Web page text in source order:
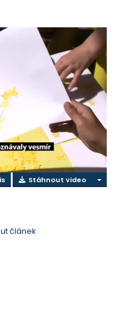
Stáhnout video
článek